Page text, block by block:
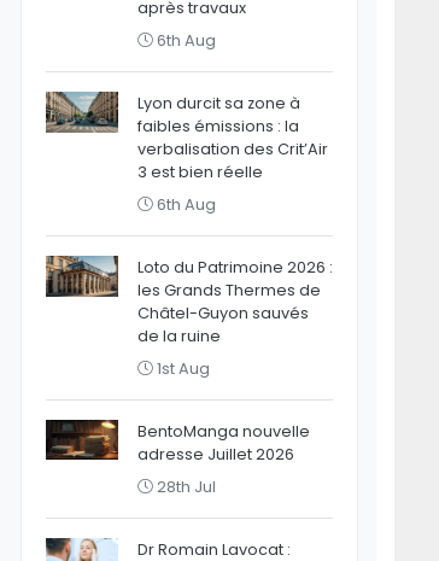
après travaux
6th Aug
Lyon durcit sa zone à
faibles émissions : la
verbalisation des Crit’Air
3 est bien réelle
6th Aug
Loto du Patrimoine 2026 :
les Grands Thermes de
Châtel-Guyon sauvés
de la ruine
1st Aug
BentoManga nouvelle
adresse Juillet 2026
28th Jul
Dr Romain Lavocat :